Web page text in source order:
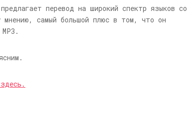
перевод на широкий спектр языков со
самый большой плюс в том, что он